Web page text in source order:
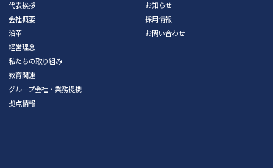
代表挨拶
会社概要
沿革
経営理念
私たちの取り組み
教育関連
グループ会社・業務提携
拠点情報
お知らせ
採用情報
お問い合わせ